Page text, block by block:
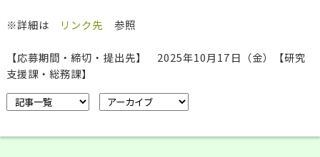
※詳細は リンク先 参照
【応募期間・締切・提出先】 2025年10月17日（金）【研究
支援課・総務課】